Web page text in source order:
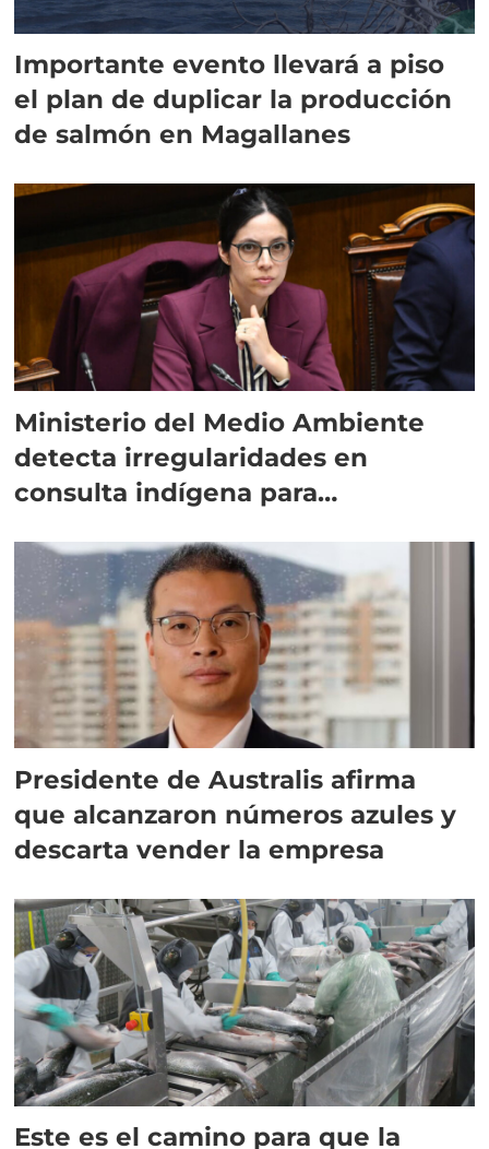
Importante evento llevará a piso
el plan de duplicar la producción
de salmón en Magallanes
Ministerio del Medio Ambiente
detecta irregularidades en
consulta indígena para
Presidente de Australis afirma
que alcanzaron números azules y
descarta vender la empresa
Este es el camino para que la